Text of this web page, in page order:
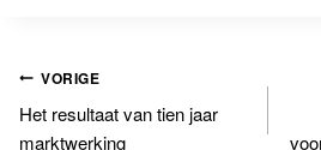
Bericht
VORIGE
Het resultaat van tien jaar
marktwerking